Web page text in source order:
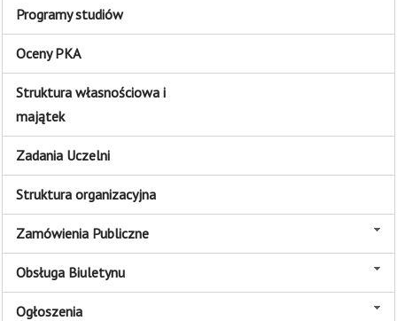
Programy studiów
Oceny PKA
Struktura własnościowa i
majątek
Zadania Uczelni
Struktura organizacyjna
Zamówienia Publiczne
Obsługa Biuletynu
Ogłoszenia